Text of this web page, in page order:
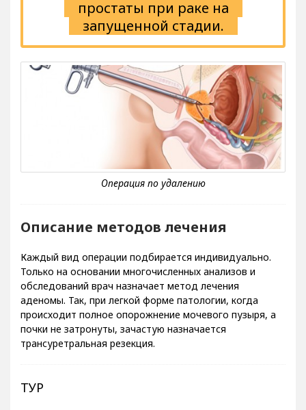
простаты при раке на
запущенной стадии.
Описание методов лечения
Каждый вид операции подбирается индивидуально.
Только на основании многочисленных анализов и
обследований врач назначает метод лечения
аденомы. Так, при легкой форме патологии, когда
происходит полное опорожнение мочевого пузыря, а
почки не затронуты, зачастую назначается
трансуретральная резекция.
ТУР